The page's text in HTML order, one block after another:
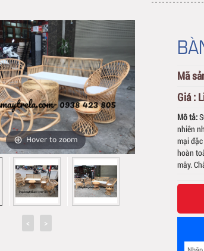
Hover to zoom
Mã
Giá :
Mô tả:
nhiên
mại
hoàn
mây.